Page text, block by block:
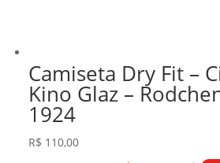
Camiseta Dry Fit –
Kino Glaz –
1924
R$ 110,00